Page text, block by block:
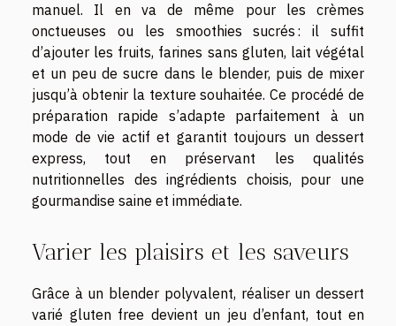
manuel. Il en va de même pour les crèmes
onctueuses ou les smoothies sucrés : il suffit
d’ajouter les fruits, farines sans gluten, lait végétal
et un peu de sucre dans le blender, puis de mixer
jusqu’à obtenir la texture souhaitée. Ce procédé de
préparation rapide s’adapte parfaitement à un
mode de vie actif et garantit toujours un dessert
express, tout en préservant les qualités
nutritionnelles des ingrédients choisis, pour une
gourmandise saine et immédiate.
Varier les plaisirs et les saveurs
Grâce à un blender polyvalent, réaliser un dessert
varié gluten free devient un jeu d’enfant, tout en